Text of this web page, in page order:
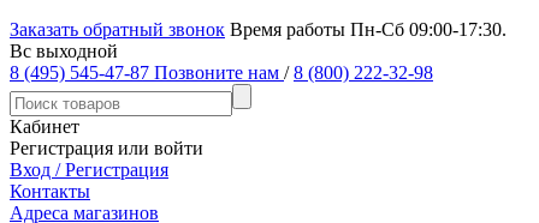
Заказать обратный звонок Время работы Пн-Сб 09:00-17:30.
Вс выходной
8 (495) 545-47-87 Позвоните нам / 8 (800) 222-32-98
Кабинет
Регистрация или войти
Вход / Регистрация
Контакты
Адреса магазинов